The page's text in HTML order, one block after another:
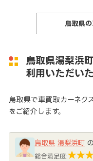
鳥取県
鳥取県湯梨浜
利用いただい
鳥取県で車買取カーネク
をご紹介します。
鳥取県 湯梨浜町
総合満足度: